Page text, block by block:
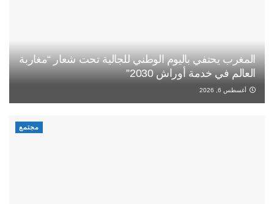
المغرب يحتفي باليوم الوطني للجالية تحت شعار “مغاربة
العالم في خدمة أوراش 2030”
أغسطس 6, 2026
مجتمع